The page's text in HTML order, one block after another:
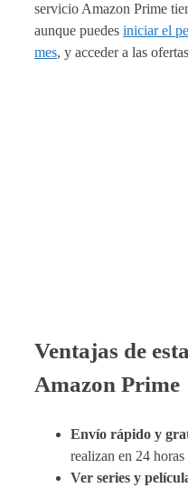
servicio Amazon Prime
aunque puedes iniciar el
mes, y acceder a las
Ventajas de
Amazon Prime
Envío rápido y
realizan en 24
Ver series y